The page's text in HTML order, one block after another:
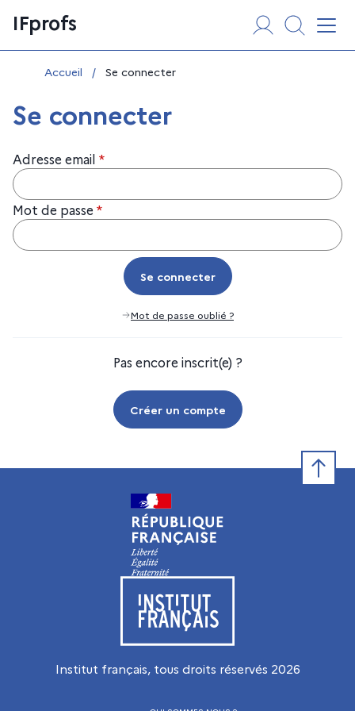
au
contenu
IFprofs
Vous êtes ici :
Accueil / Se connecter
Se connecter
Adresse email *
Mot de passe *
Se connecter
Se connecter
Mot de passe oublié ?
Pas encore inscrit(e) ?
Créer un compte
Visiter le site de l’Institut français
Institut français, tous droits réservés 2026